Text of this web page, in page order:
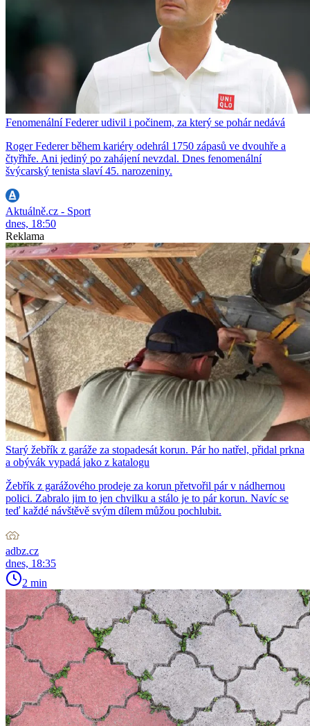
Fenomenální Federer udivil i počinem, za který se pohár nedává
Roger Federer během kariéry odehrál 1750 zápasů ve dvouhře a
čtyřhře. Ani jediný po zahájení nevzdal. Dnes fenomenální
švýcarský tenista slaví 45. narozeniny.
Aktuálně.cz - Sport
dnes, 18:50
Reklama
Starý žebřík z garáže za stopadesát korun. Pár ho natřel, přidal prkna
a obývák vypadá jako z katalogu
Žebřík z garážového prodeje za korun přetvořil pár v nádhernou
polici. Zabralo jim to jen chvilku a stálo je to pár korun. Navíc se
teď každé návštěvě svým dílem můžou pochlubit.
adbz.cz
dnes, 18:35
2 min